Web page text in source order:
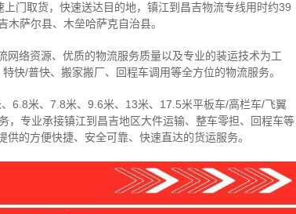
上门取货，快速送达目的地，镇江到昌吉物流专线用时约39
萨尔县、木垒哈萨克自治县。
络资源、优质的物流服务质量以及专业的装运技术为工
快/普快、搬家搬厂、回程车调用等全方位的物流服务。
6.8米、7.8米、9.6米、13米、17.5米平板车/高栏车/飞翼
， 专业承接镇江到昌吉地区大件运输、整车零担、回程车等
的方便快捷、安全可靠、快速直达的货运服务。